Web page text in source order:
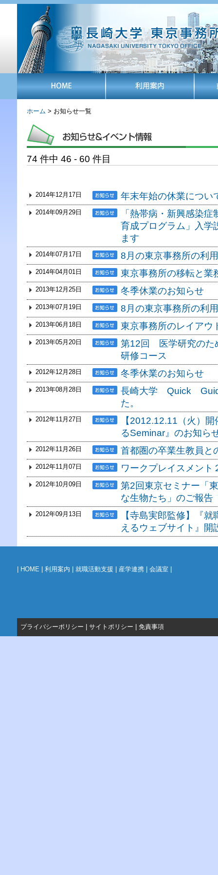
ホーム > お知らせ一覧
74 件中 46 - 60 件目
2014年12月17日 年末年始の休業につい
2014年09月29日
「熱帯病・新興感染
育成プログラム」入学
ます
2014年07月17日 8月の東京事務所の利
2014年04月01日 東京事務所の移転と業
2013年12月25日 冬季休業のお知らせ
2013年07月19日 8月の東京事務所の利
2013年06月18日 東京事務所のレイアウ
2013年05月20日
第12回 医学研究のた
研修コース
2012年12月28日 冬季休業のお知らせ
2013年08月28日
長崎大学 Quick
た。
2012年11月27日
【2012.12.11（火）
るSeminar』のお知ら
2012年11月26日 首都圏の卒業生教員と
2012年11月07日 ワークプレイスメント
2012年10月09日
第2回東京セミナー「
な生物たち」のご報告
2012年09月13日
【寺島実郎監修】『
えるウェブサイト』開
HOME 利用案内 就職活動支援 産学連携 会議室
プライバシーポリシー サイトポリシー 免責事項